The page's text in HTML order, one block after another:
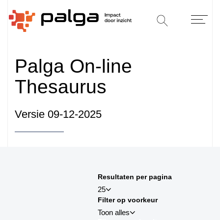
Palga On-line
Thesaurus
Versie 09-12-2025
Resultaten per pagina
25
25
Filter op voorkeur
Toon alles
sortby_title:desc
sortby_palga:asc